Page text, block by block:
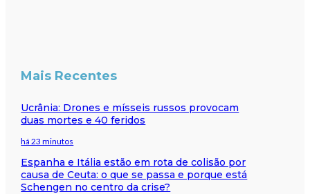
Mais Recentes
Ucrânia: Drones e mísseis russos provocam
duas mortes e 40 feridos
há 23 minutos
Espanha e Itália estão em rota de colisão por
causa de Ceuta: o que se passa e porque está
Schengen no centro da crise?